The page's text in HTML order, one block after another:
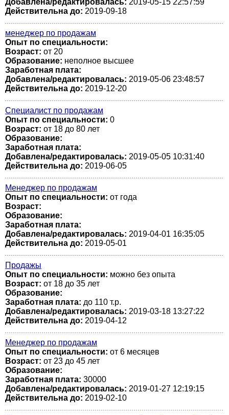
Добавлена/редактировалась: 2019-05-15 22:57:59
Действительна до: 2019-09-18
менеджер по продажам
Опыт по специальности:
Возраст: от 20
Образование: неполное высшее
Заработная плата:
Добавлена/редактировалась: 2019-05-06 23:48:57
Действительна до: 2019-12-20
Специалист по продажам
Опыт по специальности: 0
Возраст: от 18 до 80 лет
Образование:
Заработная плата:
Добавлена/редактировалась: 2019-05-05 10:31:40
Действительна до: 2019-06-05
Менеджер по продажам
Опыт по специальности: от года
Возраст:
Образование:
Заработная плата:
Добавлена/редактировалась: 2019-04-01 16:35:05
Действительна до: 2019-05-01
Продажы
Опыт по специальности: можно без опыта
Возраст: от 18 до 35 лет
Образование:
Заработная плата: до 110 т.р.
Добавлена/редактировалась: 2019-03-18 13:27:22
Действительна до: 2019-04-12
Менеджер по продажам
Опыт по специальности: от 6 месяцев
Возраст: от 23 до 45 лет
Образование:
Заработная плата: 30000
Добавлена/редактировалась: 2019-01-27 12:19:15
Действительна до: 2019-02-10